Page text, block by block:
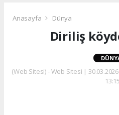
Anasayfa Dünya
Diriliş
(Web Sitesi) - Web Sitesi |
13:15